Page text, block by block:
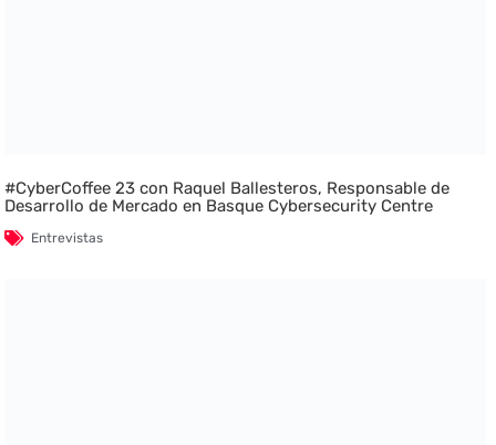
#CyberCoffee 23 con Raquel Ballesteros, Responsable de
Desarrollo de Mercado en Basque Cybersecurity Centre
Entrevistas